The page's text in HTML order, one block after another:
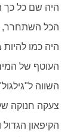
היה שם כל
הכל השתחרר,
היה כמו
העוטף של
השווה
צעקה חנוקה
הקיפאון